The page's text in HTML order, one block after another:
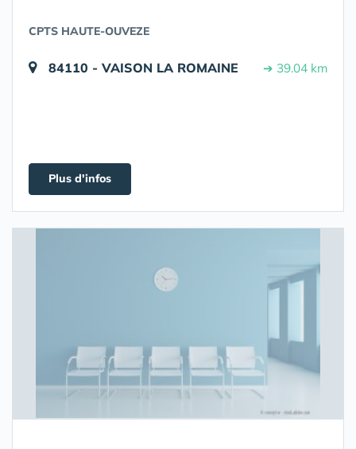
CPTS HAUTE-OUVEZE
84110 - VAISON LA ROMAINE ➔ 39.04 km
Plus d'infos